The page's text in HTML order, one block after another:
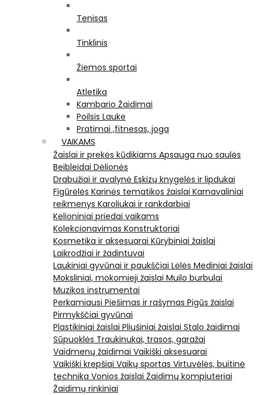
Tenisas
Tinklinis
Žiemos sportai
Atletika
Kambario Žaidimai
Poilsis Lauke
Pratimai ,fitnesas, joga
VAIKAMS
Žaislai ir prekės kūdikiams Apsauga nuo saulės
Beibleidai Dėlionės
Drabužiai ir avalynė Eskizų knygelės ir lipdukai
Figūrėlės Karinės tematikos žaislai Karnavaliniai
reikmenys Karoliukai ir rankdarbiai
Kelioniniai priedai vaikams
Kolekcionavimas Konstruktoriai
Kosmetika ir aksesuarai Kūrybiniai žaislai
Laikrodžiai ir žadintuvai
Laukiniai gyvūnai ir paukščiai Lėlės Mediniai žaislai
Moksliniai, mokomieji žaislai Muilo burbulai
Muzikos instrumentai
Perkamiausi Piešimas ir rašymas Pigūs žaislai
Pirmykščiai gyvūnai
Plastikiniai žaislai Pliušiniai žaislai Stalo žaidimai
Sūpuoklės Traukinukai, trasos, garažai
Vaidmenų žaidimai Vaikiški aksesuarai
Vaikiški krepšiai Vaikų sportas Virtuvėlės, buitinė
technika Vonios žaislai Žaidimų kompiuteriai
Žaidimų rinkiniai